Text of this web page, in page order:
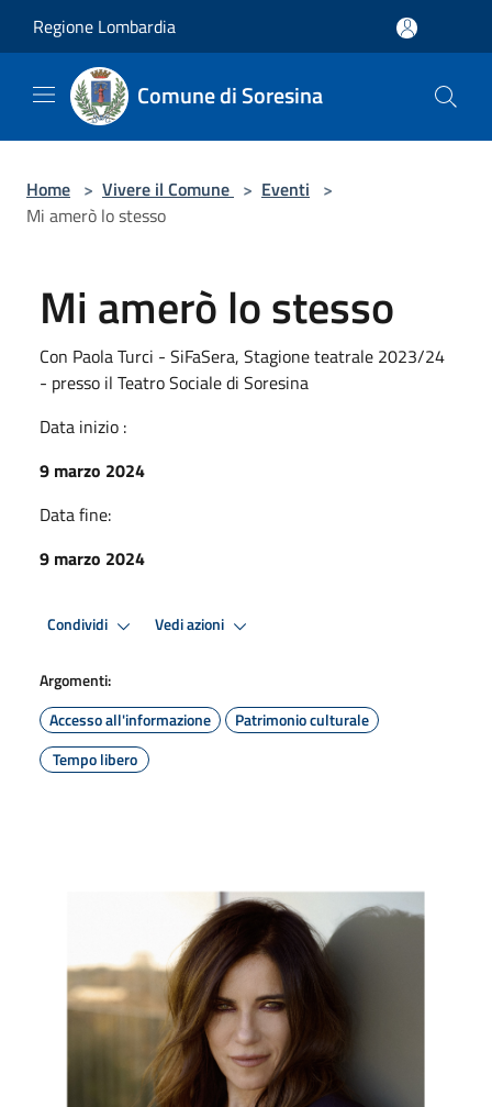
Regione Lombardia
Comune di Soresina
Home > Vivere il Comune > Eventi >
Mi amerò lo stesso
Mi amerò lo stesso
Con Paola Turci - SiFaSera, Stagione teatrale 2023/24
- presso il Teatro Sociale di Soresina
Data inizio :
9 marzo 2024
Data fine:
9 marzo 2024
Condividi Vedi azioni
Argomenti:
Accesso all'informazione
Patrimonio culturale
Tempo libero